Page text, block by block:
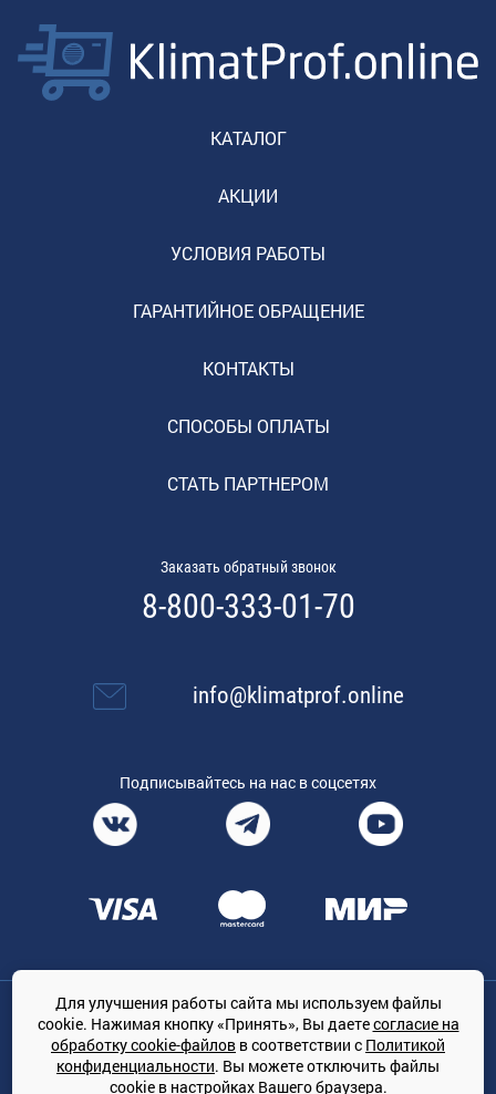
КАТАЛОГ
АКЦИИ
УСЛОВИЯ РАБОТЫ
ГАРАНТИЙНОЕ ОБРАЩЕНИЕ
КОНТАКТЫ
СПОСОБЫ ОПЛАТЫ
СТАТЬ ПАРТНЕРОМ
Заказать обратный звонок
8-800-333-01-70
info@klimatprof.online
Подписывайтесь на нас в соцсетях
Общество с ограниченной ответственностью «ТРЕЙДКОН», ОГРН:
1167847364079, 197022, г. Санкт-Петербург, проспект Медиков, 7
КЛИМАТПРОФ.ONLINE - оптовая продажа кондиционеров и
климатической техники на территории РФ
Для улучшения работы сайта мы используем файлы
cookie. Нажимая кнопку «Принять», Вы даетесогласие на
обработку cookie-файлов в соответствии с Политикой
конфиденциальности. Вы можете отключить файлы
cookie в настройках Вашего браузера.